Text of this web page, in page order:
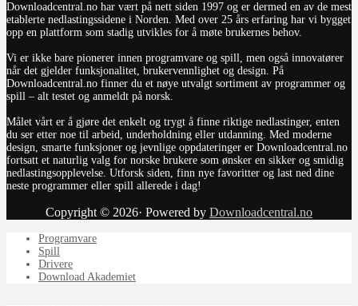
Downloadcentral.no har vært på nett siden 1997 og er dermed en av de mest
etablerte nedlastingssidene i Norden. Med over 25 års erfaring har vi bygget
opp en plattform som stadig utvikles for å møte brukernes behov.
Vi er ikke bare pionerer innen programvare og spill, men også innovatører
når det gjelder funksjonalitet, brukervennlighet og design. På
Downloadcentral.no finner du et nøye utvalgt sortiment av programmer og
spill – alt testet og anmeldt på norsk.
Målet vårt er å gjøre det enkelt og trygt å finne riktige nedlastinger, enten
du ser etter noe til arbeid, underholdning eller utdanning. Med moderne
design, smarte funksjoner og jevnlige oppdateringer er Downloadcentral.no
fortsatt et naturlig valg for norske brukere som ønsker en sikker og smidig
nedlastingsopplevelse. Utforsk siden, finn nye favoritter og last ned dine
neste programmer eller spill allerede i dag!
Copyright © 2026· Powered by Downloadcentral.no
Programvare
Spill
Drivere
Download Akademiet